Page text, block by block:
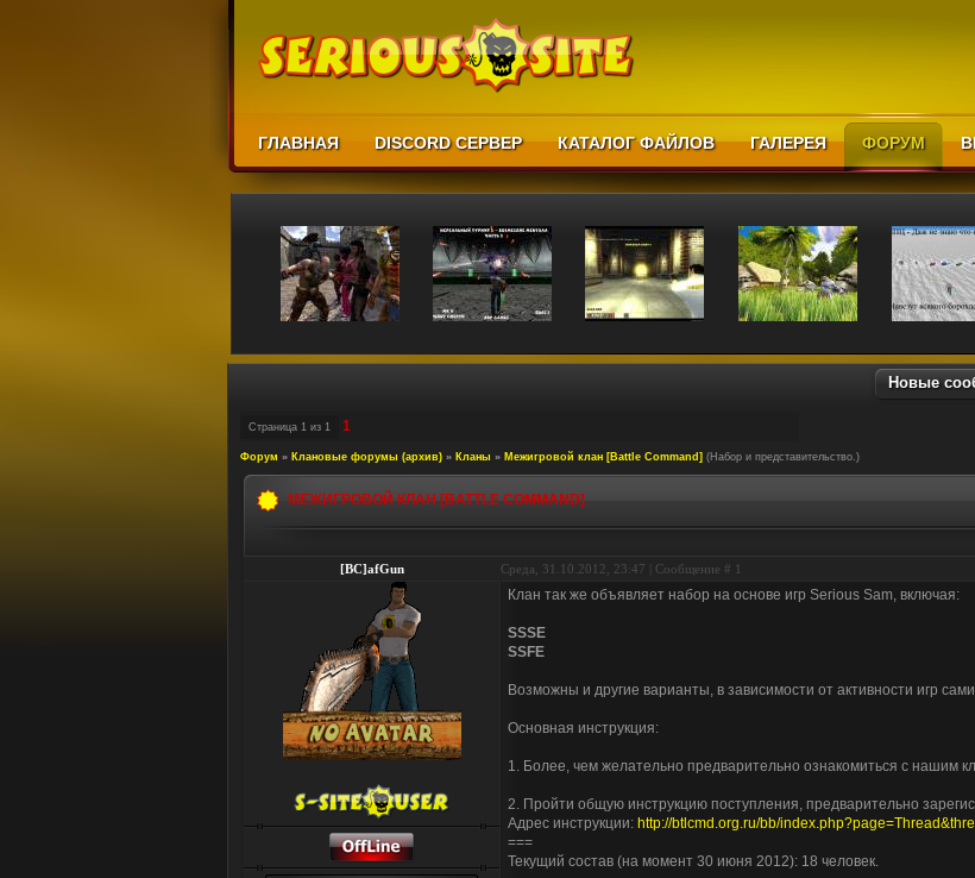
ГЛАВНАЯ DISCORD СЕРВЕР КАТАЛОГ ФАЙЛОВ ГАЛЕРЕЯ ФОРУМ
Новые
Страница 1 из 1 1
Форум » Клановые форумы (архив) » Кланы » Межигровой клан [Battle Command] (Набор и представительство.)
МЕЖИГРОВОЙ КЛАН [BATTLE COMMAND]
[BC]afGun Среда, 31.10.2012, 23:47 | Сообщение # 1
Клан так же объявляет набор на основе игр Serious Sam, включая:
SSSE
SSFE
Возможны и другие варианты, в зависимости от активности игр
Основная инструкция:
1. Более, чем желательно предварительно ознакомиться с нашим
2. Пройти общую инструкцию поступления, предварительно
Адрес инструкции: http://btlcmd.org.ru/bb/
===
Текущий состав (на момент 30 июня 2012): 18 человек.